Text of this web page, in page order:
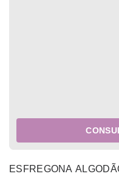
ESFREGONA